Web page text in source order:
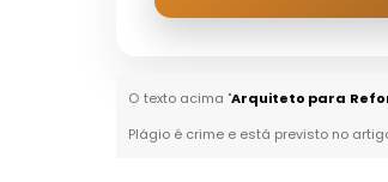
O texto acima "Arquiteto para
Plágio é crime e está previsto no